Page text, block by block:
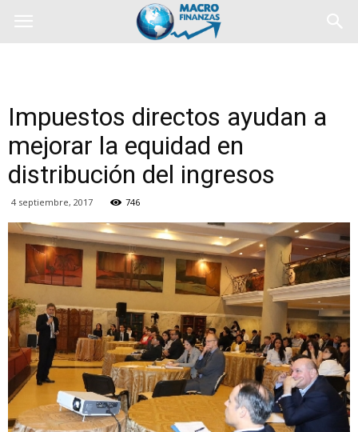
Impuestos directos ayudan a
mejorar la equidad en
distribución del ingresos
4 septiembre, 2017 746